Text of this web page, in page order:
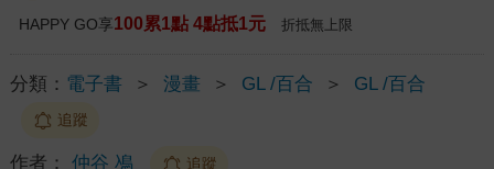
HAPPY GO享100累1點 4點抵1元 折抵無上限
分類： 電子書 ＞ 漫畫 ＞ GL /百合 ＞ GL /百合
追蹤
作者： 仲谷 鳰 追蹤